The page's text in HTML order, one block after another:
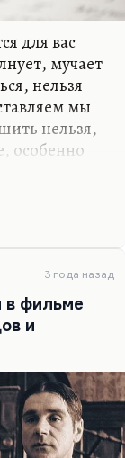
для вас
мучает
нельзя
мы
нельзя,
особенно
книга
свою
сейчас
порчу, а
роману не
потому
во
3 года назад
в фильме
и